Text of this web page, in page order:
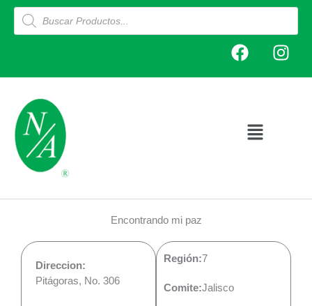
Products
search
F
a
c
o
I
n
s
Main
Encontrando mi paz
Direccion:
Pitágoras, No. 306
Región:7
Comite:Jalisco